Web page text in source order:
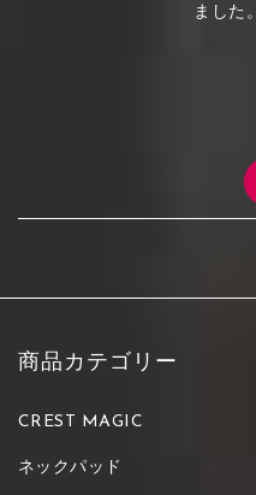
ました。
商品カテゴリー
CREST MAGIC
ネックパッド